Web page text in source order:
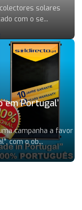
solares
com o se...
em Portugal’
campanha a favor
com o ob...